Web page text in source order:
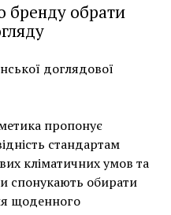
бренду обрати
доглядової
пропонує
стандартам
кліматичних умов та
спонукають обирати
щоденного